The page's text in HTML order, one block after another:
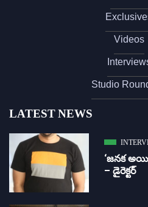
Videos
Studio
LATEST NEWS
‘జ‌న‌క
– డైరెక్ట‌ర్